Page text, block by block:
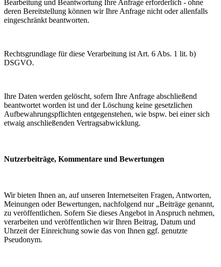
Bearbeitung und Beantwortung Ihre Anfrage erforderlich - ohne
deren Bereitstellung können wir Ihre Anfrage nicht oder allenfalls
eingeschränkt beantworten.
Rechtsgrundlage für diese Verarbeitung ist Art. 6 Abs. 1 lit. b)
DSGVO.
Ihre Daten werden gelöscht, sofern Ihre Anfrage abschließend
beantwortet worden ist und der Löschung keine gesetzlichen
Aufbewahrungspflichten entgegenstehen, wie bspw. bei einer sich
etwaig anschließenden Vertragsabwicklung.
Nutzerbeiträge, Kommentare und Bewertungen
Wir bieten Ihnen an, auf unseren Internetseiten Fragen, Antworten,
Meinungen oder Bewertungen, nachfolgend nur „Beiträge genannt,
zu veröffentlichen. Sofern Sie dieses Angebot in Anspruch nehmen,
verarbeiten und veröffentlichen wir Ihren Beitrag, Datum und
Uhrzeit der Einreichung sowie das von Ihnen ggf. genutzte
Pseudonym.